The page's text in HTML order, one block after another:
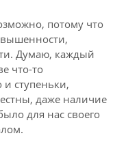
потому что
Думаю, каждый
что-то
ступеньки,
даже наличие
для нас своего